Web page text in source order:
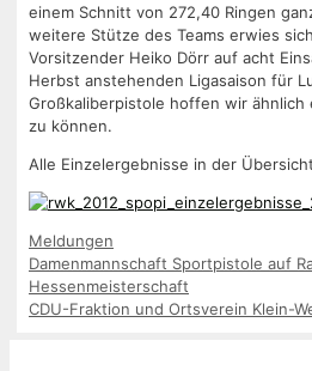
einem Schnitt von 272,40 Ringen
weitere Stütze des Teams erwies
Vorsitzender Heiko Dörr auf acht
Herbst anstehenden Ligasaison für
Großkaliberpistole hoffen wir ähnlich
zu können.
Alle Einzelergebnisse in der
Kategorien
Meldungen
Damenmannschaft Sportpistole auf
Hessenmeisterschaft
CDU-Fraktion und Ortsverein Klein-